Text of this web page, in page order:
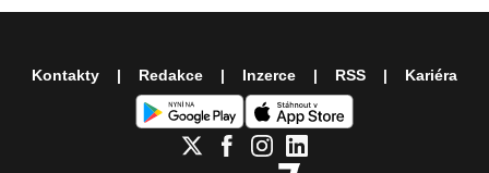
Kontakty Redakce Inzerce RSS Kariéra